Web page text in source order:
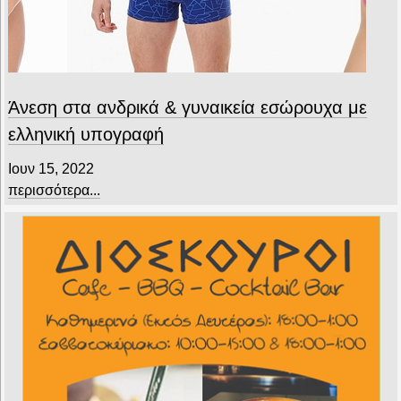
Άνεση στα ανδρικά & γυναικεία εσώρουχα με
ελληνική υπογραφή
Ιουν 15, 2022
περισσότερα...